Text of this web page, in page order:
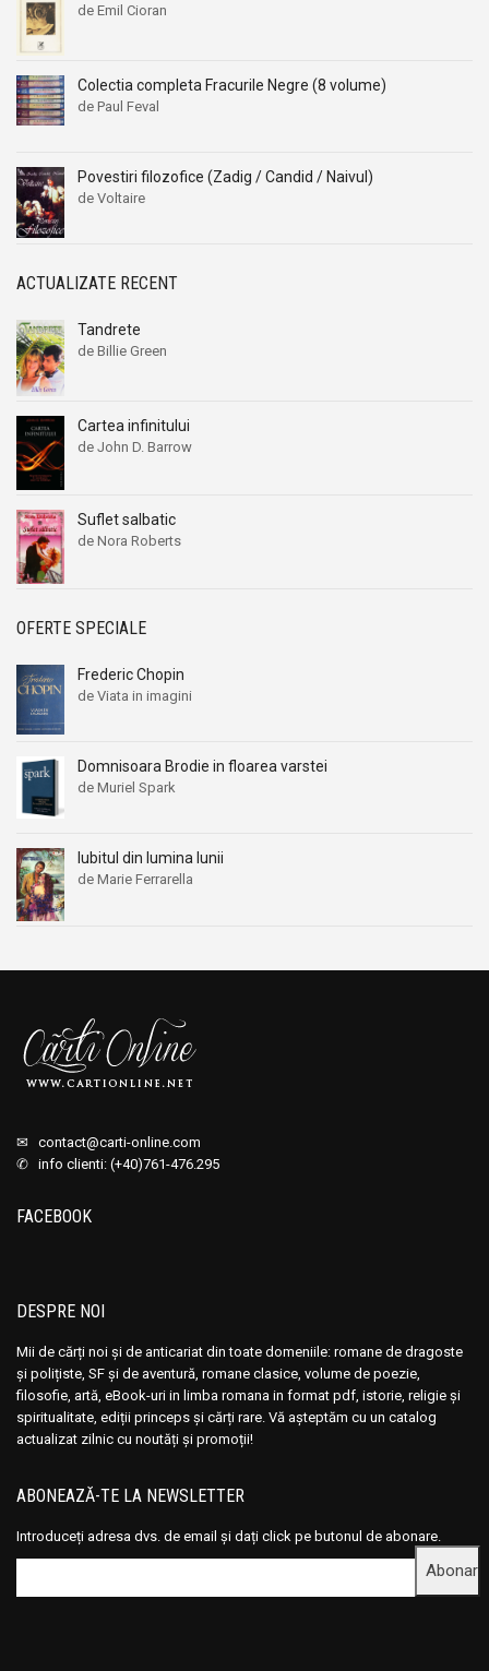
de Emil Cioran
Colectia completa Fracurile Negre (8 volume)
de Paul Feval
Povestiri filozofice (Zadig / Candid / Naivul)
de Voltaire
ACTUALIZATE RECENT
Tandrete
de Billie Green
Cartea infinitului
de John D. Barrow
Suflet salbatic
de Nora Roberts
OFERTE SPECIALE
Frederic Chopin
de Viata in imagini
Domnisoara Brodie in floarea varstei
de Muriel Spark
Iubitul din lumina lunii
de Marie Ferrarella
✉ contact@carti-online.com
✆ info clienti: (+40)761-476.295
FACEBOOK
DESPRE NOI
Mii de cărți noi și de anticariat din toate domeniile: romane de dragoste
și polițiste, SF și de aventură, romane clasice, volume de poezie,
filosofie, artă, eBook-uri in limba romana in format pdf, istorie, religie și
spiritualitate, ediții princeps și cărți rare. Vă așteptăm cu un catalog
actualizat zilnic cu noutăți și promoții!
ABONEAZĂ-TE LA NEWSLETTER
Introduceți adresa dvs. de email și dați click pe butonul de abonare.